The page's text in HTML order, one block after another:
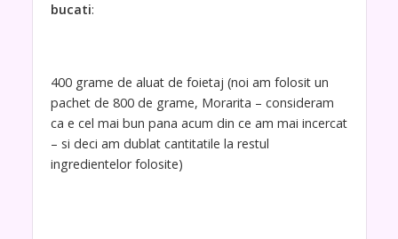
bucati:
400 grame de aluat de foietaj (noi am folosit un
pachet de 800 de grame, Morarita – consideram
ca e cel mai bun pana acum din ce am mai incercat
– si deci am dublat cantitatile la restul
ingredientelor folosite)